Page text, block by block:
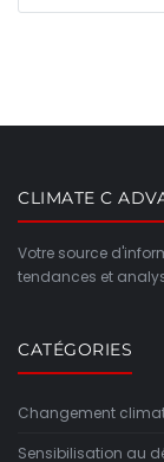
CLIMATE C
Votre source
tendances et
CATÉGORIES
Changement
Sensibilisation au